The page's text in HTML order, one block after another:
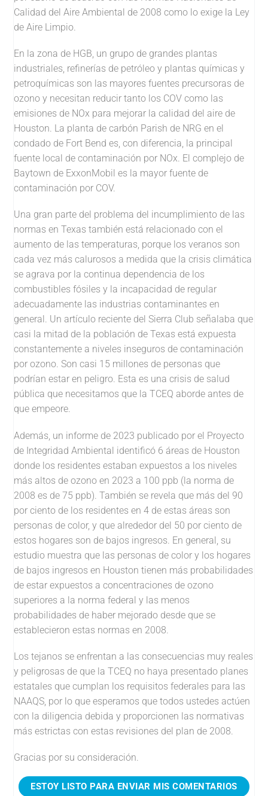
Calidad del Aire Ambiental de 2008 como lo exige la Ley
de Aire Limpio.
En la zona de HGB, un grupo de grandes plantas
industriales, refinerías de petróleo y plantas químicas y
petroquímicas son las mayores fuentes precursoras de
ozono y necesitan reducir tanto los COV como las
emisiones de NOx para mejorar la calidad del aire de
Houston. La planta de carbón Parish de NRG en el
condado de Fort Bend es, con diferencia, la principal
fuente local de contaminación por NOx. El complejo de
Baytown de ExxonMobil es la mayor fuente de
contaminación por COV.
Una gran parte del problema del incumplimiento de las
normas en Texas también está relacionado con el
aumento de las temperaturas, porque los veranos son
cada vez más calurosos a medida que la crisis climática
se agrava por la continua dependencia de los
combustibles fósiles y la incapacidad de regular
adecuadamente las industrias contaminantes en
general. Un artículo reciente del Sierra Club señalaba que
casi la mitad de la población de Texas está expuesta
constantemente a niveles inseguros de contaminación
por ozono. Son casi 15 millones de personas que
podrían estar en peligro. Esta es una crisis de salud
pública que necesitamos que la TCEQ aborde antes de
que empeore.
Además, un informe de 2023 publicado por el Proyecto
de Integridad Ambiental identificó 6 áreas de Houston
donde los residentes estaban expuestos a los niveles
más altos de ozono en 2023 a 100 ppb (la norma de
2008 es de 75 ppb). También se revela que más del 90
por ciento de los residentes en 4 de estas áreas son
personas de color, y que alrededor del 50 por ciento de
estos hogares son de bajos ingresos. En general, su
estudio muestra que las personas de color y los hogares
de bajos ingresos en Houston tienen más probabilidades
de estar expuestos a concentraciones de ozono
superiores a la norma federal y las menos
probabilidades de haber mejorado desde que se
establecieron estas normas en 2008.
Los tejanos se enfrentan a las consecuencias muy reales
y peligrosas de que la TCEQ no haya presentado planes
estatales que cumplan los requisitos federales para las
NAAQS, por lo que esperamos que todos ustedes actúen
con la diligencia debida y proporcionen las normativas
más estrictas con estas revisiones del plan de 2008.
Gracias por su consideración.
ESTOY LISTO PARA ENVIAR MIS COMENTARIOS